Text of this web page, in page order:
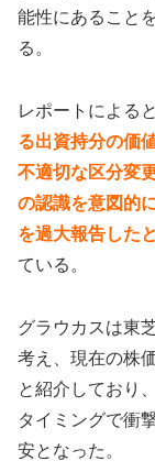
能性にあること
る。
レポートによると
る出資持分の価
不適切な区分変
の認識を意図的
を過大報告した
ている。
グラウカスは東
考え、現在の株
と紹介しており
タイミングで衝
安となった。